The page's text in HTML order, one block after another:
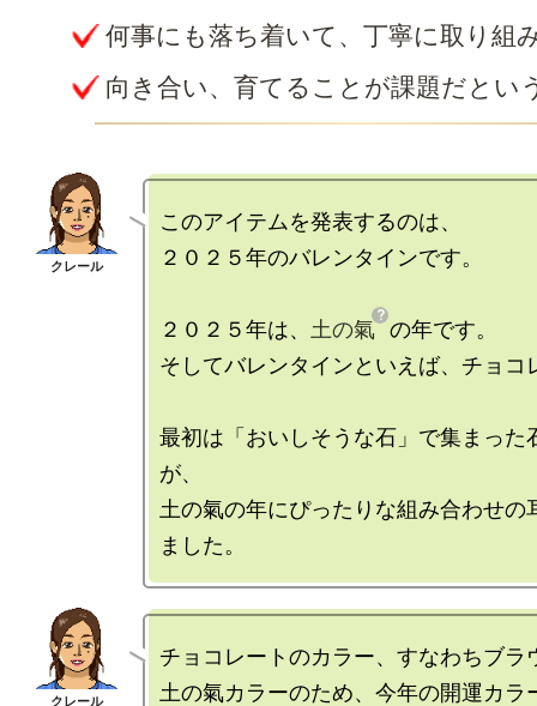
何事にも落ち着いて、丁寧に取り組
向き合い、育てることが課題だとい
このアイテムを発表するのは、
２０２５年のバレンタインです。
２０２５年は、 土の氣 の年です。
そしてバレンタインといえば、チョコ
最初は「おいしそうな石」で集まった
が、
土の氣の年にぴったりな組み合わせの
チョコレートのカラー、すなわちブラ
土の氣カラーのため、今年の開運カラ